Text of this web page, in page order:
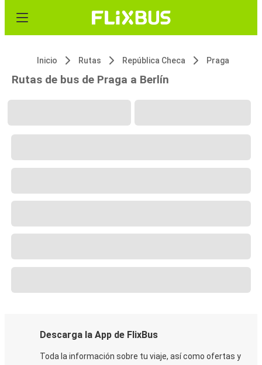
Inicio Rutas República Checa Praga
Rutas de bus de Praga a Berlín
Descarga la App de FlixBus
Toda la información sobre tu viaje, así como ofertas y